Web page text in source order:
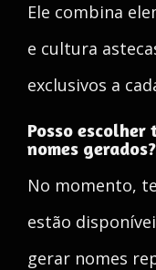
Ele combina
e cultura
exclusivos a
Posso escolher
nomes gerados?
No momento,
estão
gerar nomes